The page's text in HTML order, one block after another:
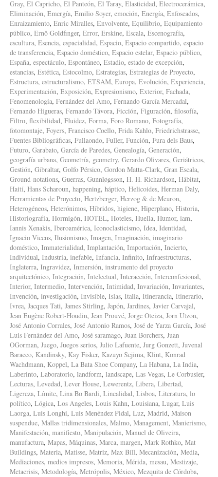
Gray, El Capricho, El Panteón, El Taray, Elasticidad, Electrocerámica,
Eliminación, Emergía, Emilio Soyer, emoción, Energía, Enfoscados,
Enraizamiento, Enric Miralles, Envolvente, Equilibrio, Equipamiento
público, Ernö Goldfinger, Error, Erskine, Escala, Escenografía,
escultura, Esencia, espacialidad, Espacio, Espacio compartido, espacio
de transferencia, Espacio doméstico, Espacio estelar, Espacio público,
España, espectáculo, Espontáneo, Estadio, estado de excepción,
estancias, Estética, Estocolmo, Estrategias, Estrategias de Proyecto,
Estructura, estructuralismo, ETSAM, Europa, Evolución, Experiencia,
Experimentación, Exposición, Expresionismo, Exterior, Fachada,
Fenomenología, Fernández del Amo, Fernando García Mercadal,
Fernando Higueras, Fernando Távora, Ficción, Figuración, filosofía,
Filtro, flexibilidad, Fluidez, Forma, Foro Romano, Fotografía,
fotomontaje, Foyers, Francisco Coello, Frida Kahlo, Friedrichstrasse,
Fuentes Bibliográficas, Fullaondo, Fuller, Función, Fura dels Baus,
Futuro, Garabato, García de Paredes, Genealogía, Generación,
geografía urbana, Geometría, geometry, Gerardo Olivares, Geriátricos,
Gestión, Gibraltar, Golfo Pérsico, Gordon Matta-Clark, Gran Escala,
Ground-notations, Guerras, Gunnløgsson, H. H. Richardson, Hábitat,
Haití, Hans Scharoun, happening, háptico, Helicoides, Herman Daly,
Herramientas de Proyecto, Hertzberger, Herzog & de Meuron,
Heterogéneos, Heterónimos, Híbridos, higiene, Hiperplano, Historia,
Historiografía, Hormigón, HOTEL, Hoteles, Huella, Humor, iam,
Iannis Xenakis, Iberoamérica, Iconoclasticismo, Idea, Identidad,
Ignacio Vicens, Ilusionismo, Imagen, Imaginación, imaginario
doméstico, Immaterialidad, Implantación, Importación, Incierto,
Individual, Industria, inefable, Infancia, Infinito, Infraestructuras,
Inglaterra, Ingravidez, Inmersión, instrumento del proyecto
arquitectónico, Integración, Intelectual, Interacción, Interconfesional,
Interior, Intermedio, Intervención, Intimidad, Invariación, Invariantes,
Invención, investigación, Invisible, Islas, Italia, Itinerancia, Itinerario,
Ivrea, Jacques Tati, James Stirling, Japón, Jardines, Javier Carvajal,
Jean Eugène Robert-Houdin, Jean Prouvé, Jorge Oteiza, Jorn Utzon,
José Antonio Corrales, José Antonio Ramos, José de Yarza García, José
Luis Fernández del Amo, José saramago, Juan Borchers, Juan
OGorman, Juego, Juegos serios, Julio Lafuente, Jurg Gonzett, Juvenal
Baracco, Kandinsky, Kay Fisker, Kazuyo Sejima, Klint, Konrad
Wachdmann, Koppel, La Bata Shoe Company, La Habana, La India,
Laberinto, Laboratorio, landform, landscape, Las Vegas, Le Corbusier,
Lecturas, Levedad, Lever House, Lewerentz, Libera, Libertad,
Ligereza, Límite, Lina Bo Bardi, Linealidad, Lisboa, Literatura, lo
político, Lógica, Los Angeles, Louis Kahn, Louisiana, Lugar, Luis
Laorga, Luis Longhi, Luis Menéndez Pidal, Luz, Madrid, Maison
suspendue, Mallas tridimensionales, Malmo, Management, Manierismo,
Manifestación, manifiesto, Manipulación, Manuel de Oliveira,
manufactura, Mapas, Máquinas, Marca, margen, Mark Rothko, Mat
Buildings, Materia, Matisse, Matriz, Max Bill, Mecanización, Media,
Mediaciones, medios impresos, Memoria, Mérida, mesau, Mestizaje,
Metacrisis, Metodología, Metrópolis, México, Mezquita de Córdoba,